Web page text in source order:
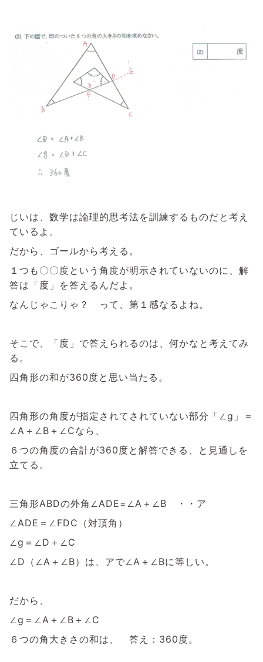
じいは、数学は論理的思考法を訓練するものだと考え
ているよ。
だから、ゴールから考える。
１つも〇〇度という角度が明示されていないのに、解
答は「度」を答えるんだよ。
なんじゃこりゃ？ って、第１感なるよね。
そこで、「度」で答えられるのは、何かなと考えてみ
る。
四角形の和が360度と思い当たる。
四角形の角度が指定されてされていない部分「∠g」＝
∠A＋∠B＋∠Cなら、
６つの角度の合計が360度と解答できる、と見通しを
立てる。
三角形ABDの外角∠ADE=∠A＋∠B ・・ア
∠ADE＝∠FDC（対頂角）
∠g＝∠D＋∠C
∠D（∠A＋∠B）は、アで∠A＋∠Bに等しい。
だから、
∠g＝∠A＋∠B＋∠C
６つの角大きさの和は、 答え：360度。